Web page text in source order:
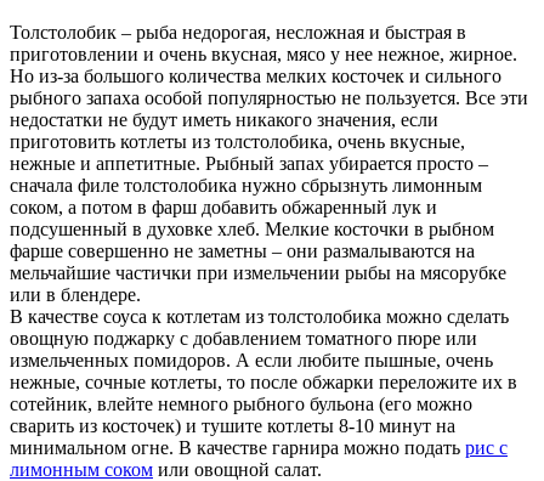
Толстолобик – рыба недорогая, несложная и быстрая в
приготовлении и очень вкусная, мясо у нее нежное, жирное.
Но из-за большого количества мелких косточек и сильного
рыбного запаха особой популярностью не пользуется. Все эти
недостатки не будут иметь никакого значения, если
приготовить котлеты из толстолобика, очень вкусные,
нежные и аппетитные. Рыбный запах убирается просто –
сначала филе толстолобика нужно сбрызнуть лимонным
соком, а потом в фарш добавить обжаренный лук и
подсушенный в духовке хлеб. Мелкие косточки в рыбном
фарше совершенно не заметны – они размалываются на
мельчайшие частички при измельчении рыбы на мясорубке
или в блендере.
В качестве соуса к котлетам из толстолобика можно сделать
овощную поджарку с добавлением томатного пюре или
измельченных помидоров. А если любите пышные, очень
нежные, сочные котлеты, то после обжарки переложите их в
сотейник, влейте немного рыбного бульона (его можно
сварить из косточек) и тушите котлеты 8-10 минут на
минимальном огне. В качестве гарнира можно подать рис с
лимонным соком или овощной салат.